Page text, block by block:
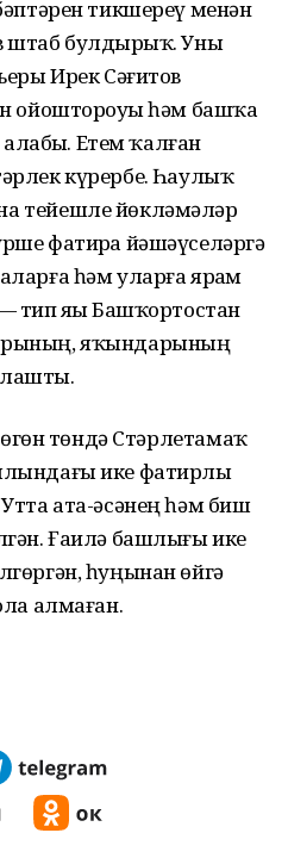
тикшереү менән
штаб булдырҙыҡ. Уны
Ирек Сәғитов
ойоштороуҙы һәм башҡа
алабыҙ. Етем ҡалған
күрербеҙ. Һаулыҡ
тейешле йөкләмәләр
фатирҙа йәшәүселәргә
һәм уларға ярҙам
яҙҙы Башҡортостан
яҡындарының
төндә Стәрлетамаҡ
ике фатирлы
ата-әсәнең һәм биш
Ғаилә башлығы ике
һуңынан өйгә
алмаған.